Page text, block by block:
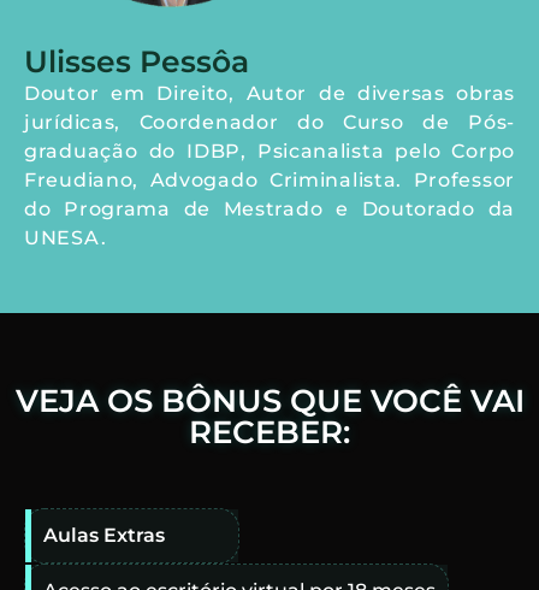
Ulisses Pessôa
Doutor em Direito, Autor de diversas obras
jurídicas, Coordenador do Curso de Pós-
graduação do IDBP, Psicanalista pelo Corpo
Freudiano, Advogado Criminalista. Professor
do Programa de Mestrado e Doutorado da
UNESA.
VEJA OS BÔNUS QUE VOCÊ VAI
RECEBER:
Aulas Extras